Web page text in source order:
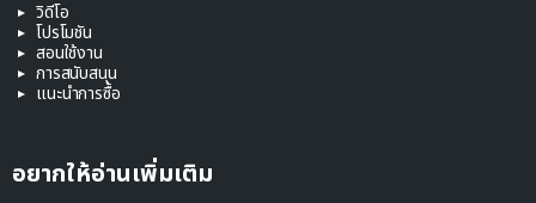
วิดีโอ
โปรโมชัน
สอนใช้งาน
การสนับสนุน
แนะนำการซื้อ
อยากให้อ่านเพิ่มเติม